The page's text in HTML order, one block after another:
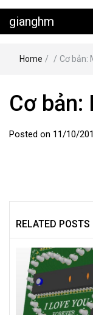
gianghm
Home / / Cơ bản:
Cơ bản:
Posted on 11/10/
RELATED POSTS